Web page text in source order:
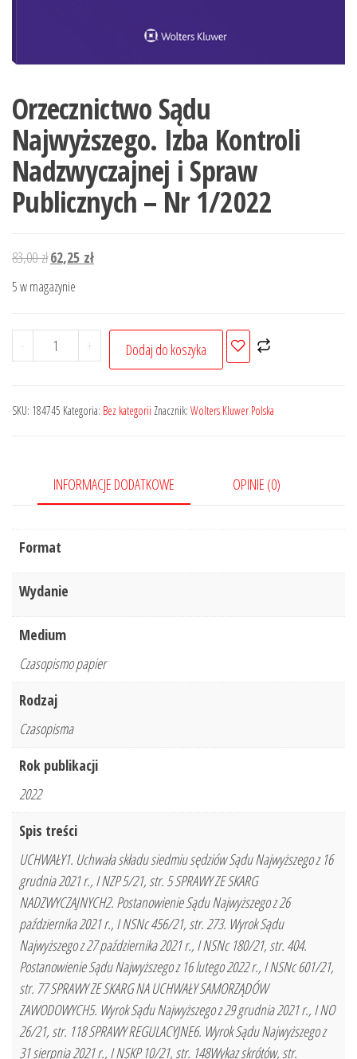
Orzecznictwo Sądu
Najwyższego. Izba Kontroli
Nadzwyczajnej i Spraw
Publicznych – Nr 1/2022
83,00złPierwotna
cena
wynosiła:
62,25 złAktualna
5 w magazynie
-
ilość
Orzecznictwo
Najwyższego.
Publicznych
Nr
+ Dodaj do koszyka
SKU: 184745 Kategoria: Bez kategorii Znacznik: Wolters Kluwer Polska
INFORMACJE DODATKOWE OPINIE (0)
Format
Wydanie
Medium
Czasopismo papier
Rodzaj
Czasopisma
Rok publikacji
2022
Spis treści
UCHWAŁY1. Uchwała składu siedmiu sędziów Sądu Najwyższego z 16
grudnia 2021 r., I NZP 5/21, str. 5 SPRAWY ZE SKARG
NADZWYCZAJNYCH2. Postanowienie Sądu Najwyższego z 26
października 2021 r., I NSNc 456/21, str. 273. Wyrok Sądu
Najwyższego z 27 października 2021 r., I NSNc 180/21, str. 404.
Postanowienie Sądu Najwyższego z 16 lutego 2022 r., I NSNc 601/21,
str. 77 SPRAWY ZE SKARG NA UCHWAŁY SAMORZĄDÓW
ZAWODOWYCH5. Wyrok Sądu Najwyższego z 29 grudnia 2021 r., I NO
26/21, str. 118 SPRAWY REGULACYJNE6. Wyrok Sądu Najwyższego z
31 sierpnia 2021 r., I NSKP 10/21, str. 148Wykaz skrótów, str.